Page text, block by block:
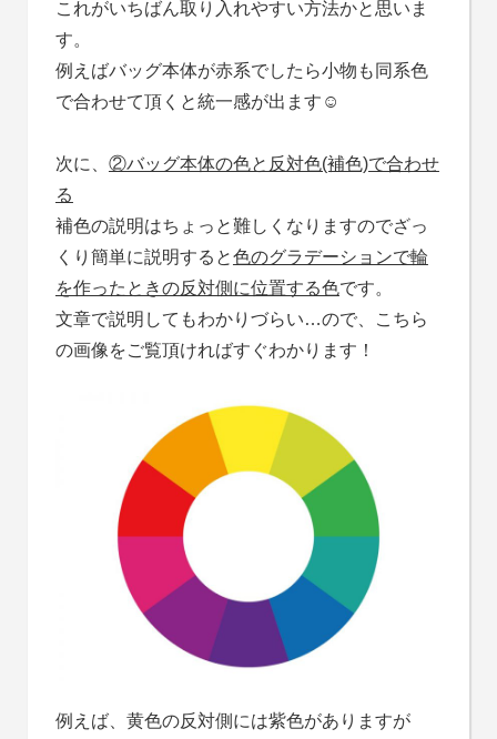
これがいちばん取り入れやすい方法かと思いま
す。
例えばバッグ本体が赤系でしたら小物も同系色
で合わせて頂くと統一感が出ます☺
次に、 ②バッグ本体の色と反対色(補色)で合わせ
る
補色の説明はちょっと難しくなりますのでざっ
くり簡単に説明すると色のグラデーションで輪
を作ったときの反対側に位置する色です。
文章で説明してもわかりづらい…ので、こちら
の画像をご覧頂ければすぐわかります！
例えば、黄色の反対側には紫色がありますが